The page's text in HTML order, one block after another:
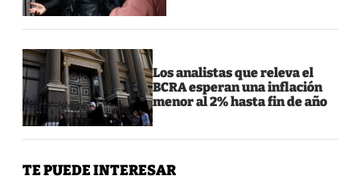
Los analistas que releva el
BCRA esperan una inflación
menor al 2% hasta fin de año
TE PUEDE INTERESAR